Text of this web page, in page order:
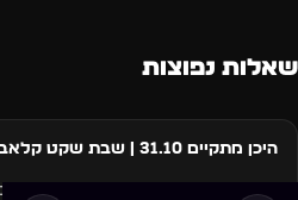
שאלות נפוצות
היכן מתקיים 31.10 | שבת שקט קלאב תל אביב?
האירוע 31.10 | שבת שקט קלאב תל אביב מתקיים ב-ישראל.